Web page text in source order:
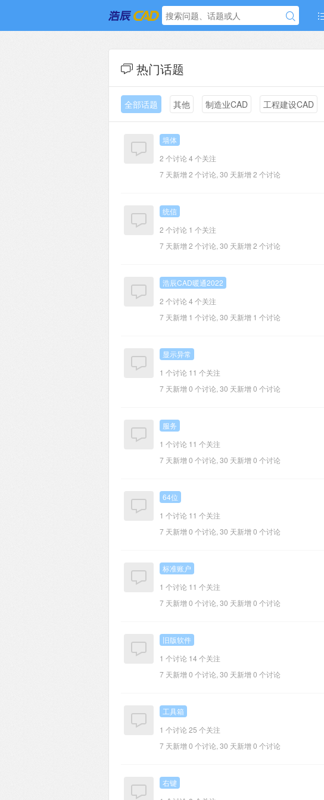
热门话题
全部话题 其他 制造业CAD 工程建设CAD
墙体
2 个讨论 4 个关注
7 天新增 2 个讨论, 30 天新增 2 个讨论
统信
2 个讨论 1 个关注
7 天新增 2 个讨论, 30 天新增 2 个讨论
浩辰CAD暖通2022
2 个讨论 4 个关注
7 天新增 1 个讨论, 30 天新增 1 个讨论
显示异常
1 个讨论 11 个关注
7 天新增 0 个讨论, 30 天新增 0 个讨论
服务
1 个讨论 11 个关注
7 天新增 0 个讨论, 30 天新增 0 个讨论
64位
1 个讨论 11 个关注
7 天新增 0 个讨论, 30 天新增 0 个讨论
标准账户
1 个讨论 11 个关注
7 天新增 0 个讨论, 30 天新增 0 个讨论
旧版软件
1 个讨论 14 个关注
7 天新增 0 个讨论, 30 天新增 0 个讨论
工具箱
1 个讨论 25 个关注
7 天新增 0 个讨论, 30 天新增 0 个讨论
右键